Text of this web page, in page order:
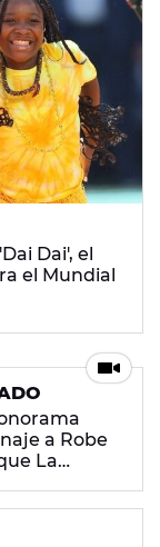
Dai', el
el Mundial
a Robe
La